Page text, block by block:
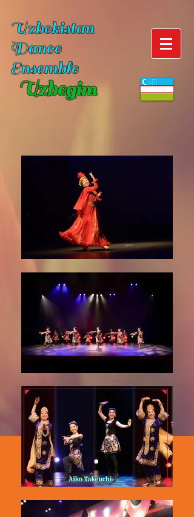
Uzbekistan
Dance
Ensemble
Uzbegim